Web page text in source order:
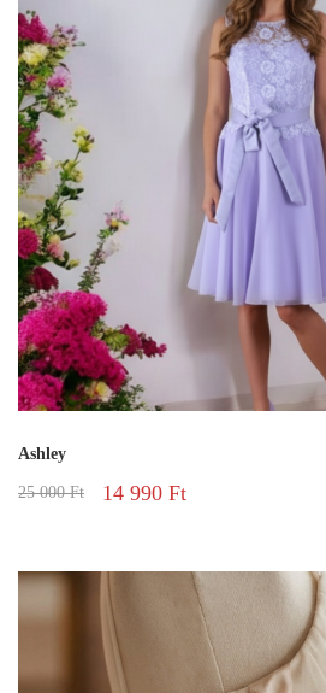
Ashley
25 000Ft 14 990 Ft